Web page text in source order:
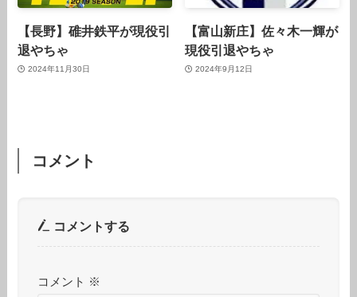
【長野】碓井鉄平が現役引
退やちゃ
2024年11月30日
【富山新庄】佐々木一輝が
現役引退やちゃ
2024年9月12日
コメント
コメントする
コメント ※